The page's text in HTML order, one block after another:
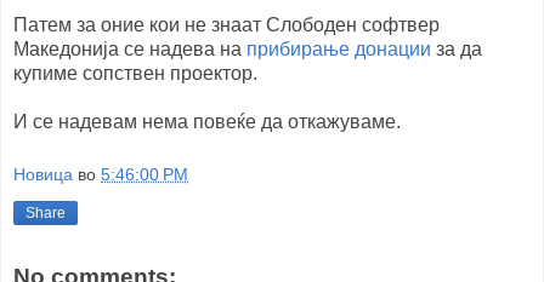
Патем за оние кои не знаат Слободен софтвер
Македонија се надева на прибирање донации за да
купиме сопствен проектор.
И се надевам нема повеќе да откажуваме.
Новица во 5:46:00 PM
Share
No comments: